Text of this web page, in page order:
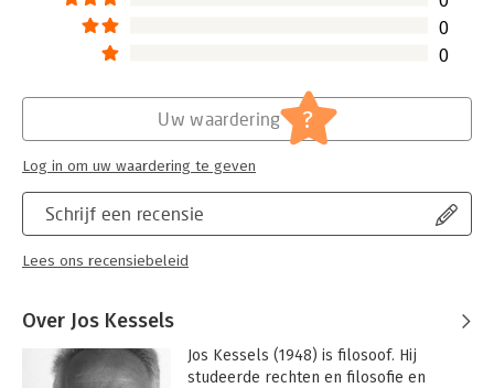
0
0
Schrijf een recensie
Lees ons recensiebeleid
Uw waardering ?
Log in om uw waardering te geven
Over Jos Kessels
Jos Kessels (1948) is filosoof. Hij
studeerde rechten en filosofie en